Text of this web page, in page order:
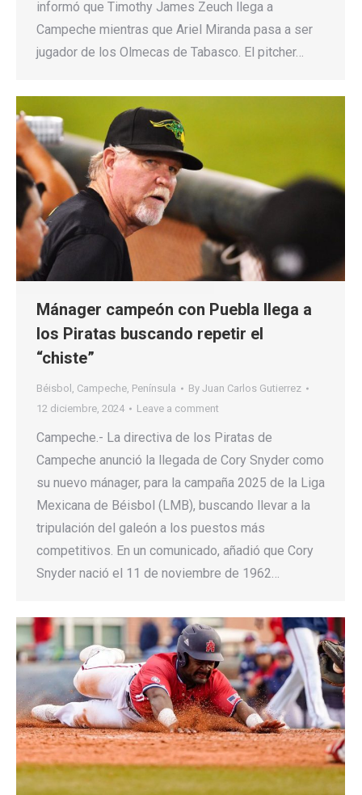
informó que Timothy James Zeuch llega a
Campeche mientras que Ariel Miranda pasa a ser
jugador de los Olmecas de Tabasco. El pitcher…
Mánager campeón con Puebla llega a
los Piratas buscando repetir el
“chiste”
Béisbol , Campeche, Península By Juan Carlos Gutierrez
12 diciembre, 2024
Leave a comment
Campeche.- La directiva de los Piratas de
Campeche anunció la llegada de Cory Snyder como
su nuevo mánager, para la campaña 2025 de la Liga
Mexicana de Béisbol (LMB), buscando llevar a la
tripulación del galeón a los puestos más
competitivos. En un comunicado, añadió que Cory
Snyder nació el 11 de noviembre de 1962…